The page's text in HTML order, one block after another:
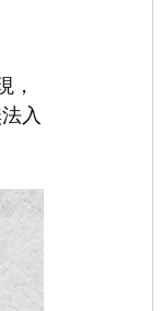
，
入